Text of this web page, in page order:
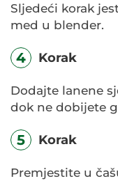
Sljedeći korak
med u blender.
4 Korak
Dodajte lanene
dok ne dobijete
5 Korak
Premjestite u